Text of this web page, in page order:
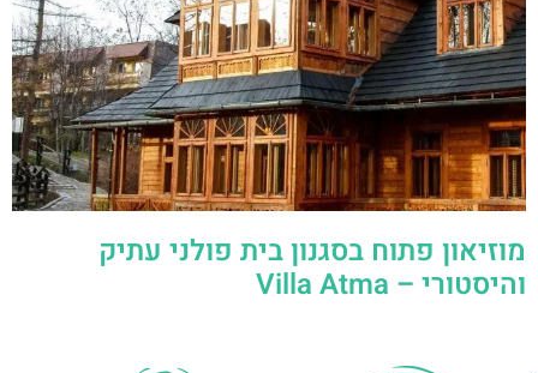
מוזיאון פתוח בסגנון בית פולני עתיק
והיסטורי – Villa Atma